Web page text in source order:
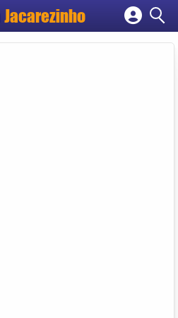
Jacarezinho
Cadastrar empresa